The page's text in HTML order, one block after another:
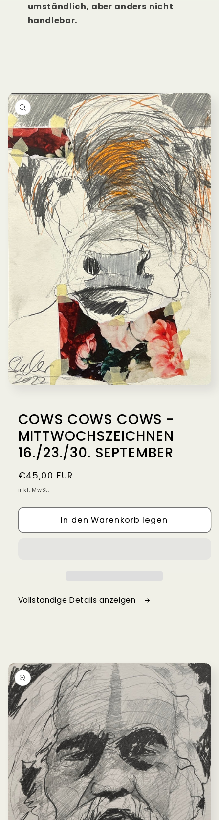
umständlich, aber anders nicht
handlebar.
öffnenCOWS COWS COWS -
MITTWOCHSZEICHNEN
16./23./30. SEPTEMBER
Normaler
Preis
€45,00 EUR
inkl. MwSt.
In den Warenkorb legen
Vollständige Details anzeigen